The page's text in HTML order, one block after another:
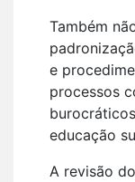
Também
e
processos
educação
A revisão